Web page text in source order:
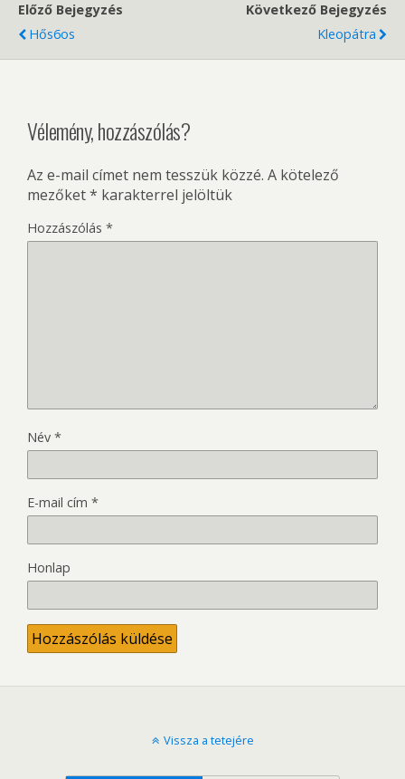
Előző Bejegyzés
Hős6os
Következő Bejegyzés
Kleopátra
Vélemény, hozzászólás?
Az e-mail címet nem tesszük közzé. A kötelező
mezőket* karakterrel jelöltük
Hozzászólás *
Név *
E-mail cím *
Honlap
Vissza a tetejére